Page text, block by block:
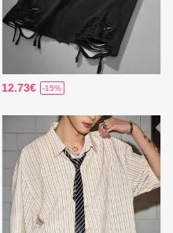
12.73€ -15%